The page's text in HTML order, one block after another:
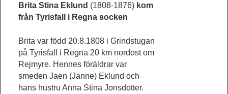
Brita Stina Eklund (1808-1876) kom
från Tyrisfall i Regna socken
Brita var född 20.8.1808 i Grindstugan
på Tyrisfall i Regna 20 km nordost om
Rejmyre. Hennes föräldrar var
smeden Jaen (Janne) Eklund och
hans hustru Anna Stina Jonsdotter.